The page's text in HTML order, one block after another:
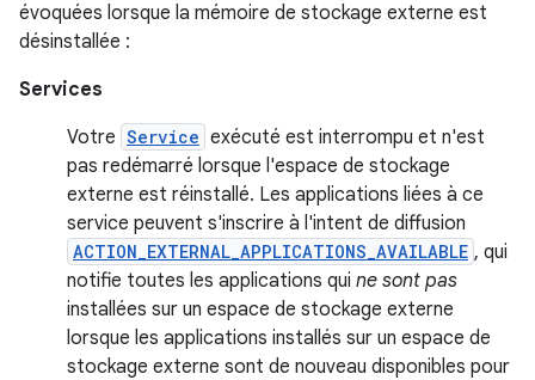
évoquées lorsque la mémoire de stockage externe est
désinstallée :
Services
Votre Service exécuté est interrompu et n'est
pas redémarré lorsque l'espace de stockage
externe est réinstallé. Les applications liées à ce
service peuvent s'inscrire à l'intent de diffusion
ACTION_EXTERNAL_APPLICATIONS_AVAILABLE , qui
notifie toutes les applications qui ne sont pas
installées sur un espace de stockage externe
lorsque les applications installés sur un espace de
stockage externe sont de nouveau disponibles pour